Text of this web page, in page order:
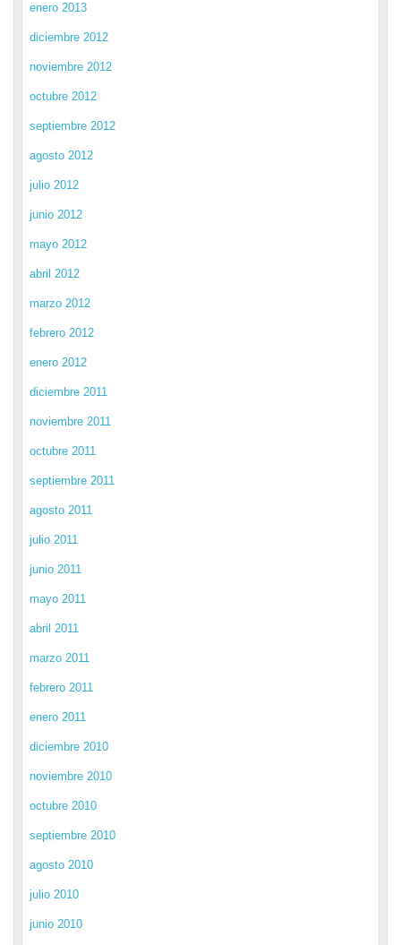
enero 2013
diciembre 2012
noviembre 2012
octubre 2012
septiembre 2012
agosto 2012
julio 2012
junio 2012
mayo 2012
abril 2012
marzo 2012
febrero 2012
enero 2012
diciembre 2011
noviembre 2011
octubre 2011
septiembre 2011
agosto 2011
julio 2011
junio 2011
mayo 2011
abril 2011
marzo 2011
febrero 2011
enero 2011
diciembre 2010
noviembre 2010
octubre 2010
septiembre 2010
agosto 2010
julio 2010
junio 2010